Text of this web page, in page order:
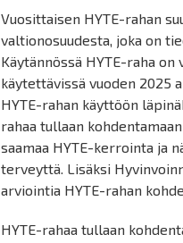
Vuosittaisen HYTE-rahan
valtionosuudesta, joka on
Käytännössä HYTE-raha
käytettävissä vuoden 2025
HYTE-rahan käyttöön
rahaa tullaan
saamaa HYTE-kerrointa ja
terveyttä. Lisäksi
arviointia HYTE-rahan
HYTE-rahaa tullaan